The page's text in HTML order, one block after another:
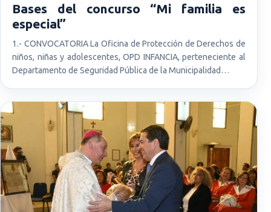
Bases del concurso “Mi familia es
especial”
1.- CONVOCATORIA La Oficina de Protección de Derechos de
niños, niñas y adolescentes, OPD INFANCIA, perteneciente al
Departamento de Seguridad Pública de la Municipalidad…